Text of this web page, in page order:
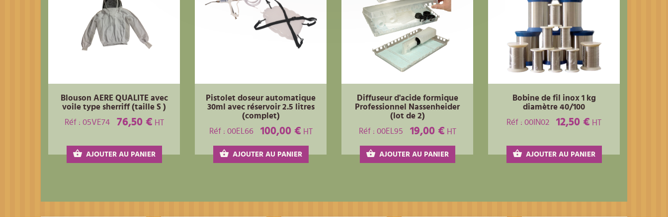
Blouson AERE QUALITE avec
voile type sherriff (taille S )
Réf : 05VE74
76,50 € HT
AJOUTER AU PANIER
Pistolet doseur automatique
30ml avec réservoir 2.5 litres
(complet)
Réf : 00EL66
100,00 € HT
AJOUTER AU PANIER
Diffuseur d'acide formique
Professionnel Nassenheider
(lot de 2)
Réf : 00EL95
19,00 € HT
AJOUTER AU PANIER
Bobine de fil inox 1 kg
diamètre 40/100
Réf : 00IN02
12,50 € HT
AJOUTER AU PANIER